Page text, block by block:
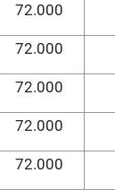
72.000
72.000
72.000
72.000
72.000